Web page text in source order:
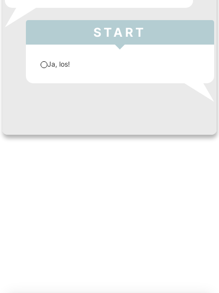
START
Ja, los!